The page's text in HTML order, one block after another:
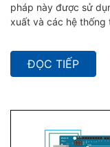
pháp này được sử
xuất và các hệ thống
ĐỌC TIẾP